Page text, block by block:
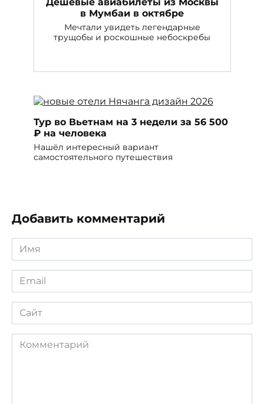
в Мумбаи в октябре
Мечтали увидеть легендарные
трущобы и роскошные небоскребы
Тур во Вьетнам на 3 недели за 56 500
₽ на человека
Нашёл интересный вариант
самостоятельного путешествия
Добавить комментарий
Имя
Email
Сайт
Комментарий